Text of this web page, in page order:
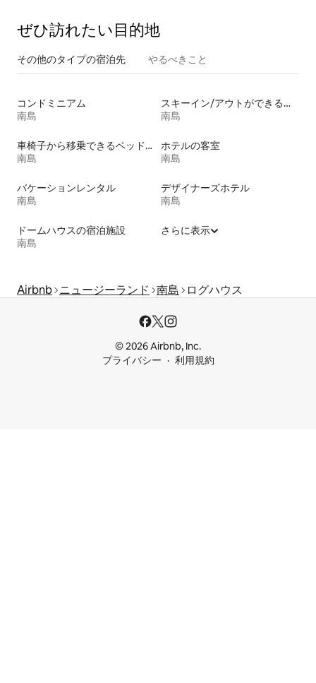
ぜひ訪⁠れ⁠た⁠い目⁠的⁠地
その他のタ⁠イ⁠プ⁠の宿⁠泊⁠先 やるべきこと
コンドミニアム
南島
スキーイン/アウトができる宿泊先
南島
車椅子から移乗できるベッドがある宿泊施設
南島
ホテルの客室
南島
バケーションレンタル
南島
デザイナーズホテル
南島
ドームハウスの宿泊施設
南島
さらに表示
Airbnb ニュージーランド 南島 ログハウス
© 2026 Airbnb, Inc.
プライバシー
利用規約